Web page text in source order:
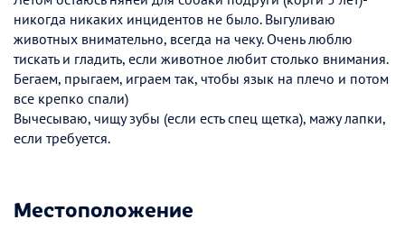
никогда никаких инцидентов не было. Выгуливаю
животных внимательно, всегда на чеку. Очень люблю
тискать и гладить, если животное любит столько внимания.
Бегаем, прыгаем, играем так, чтобы язык на плечо и потом
все крепко спали)
Вычесываю, чищу зубы (если есть спец щетка), мажу лапки,
если требуется.
Местоположение